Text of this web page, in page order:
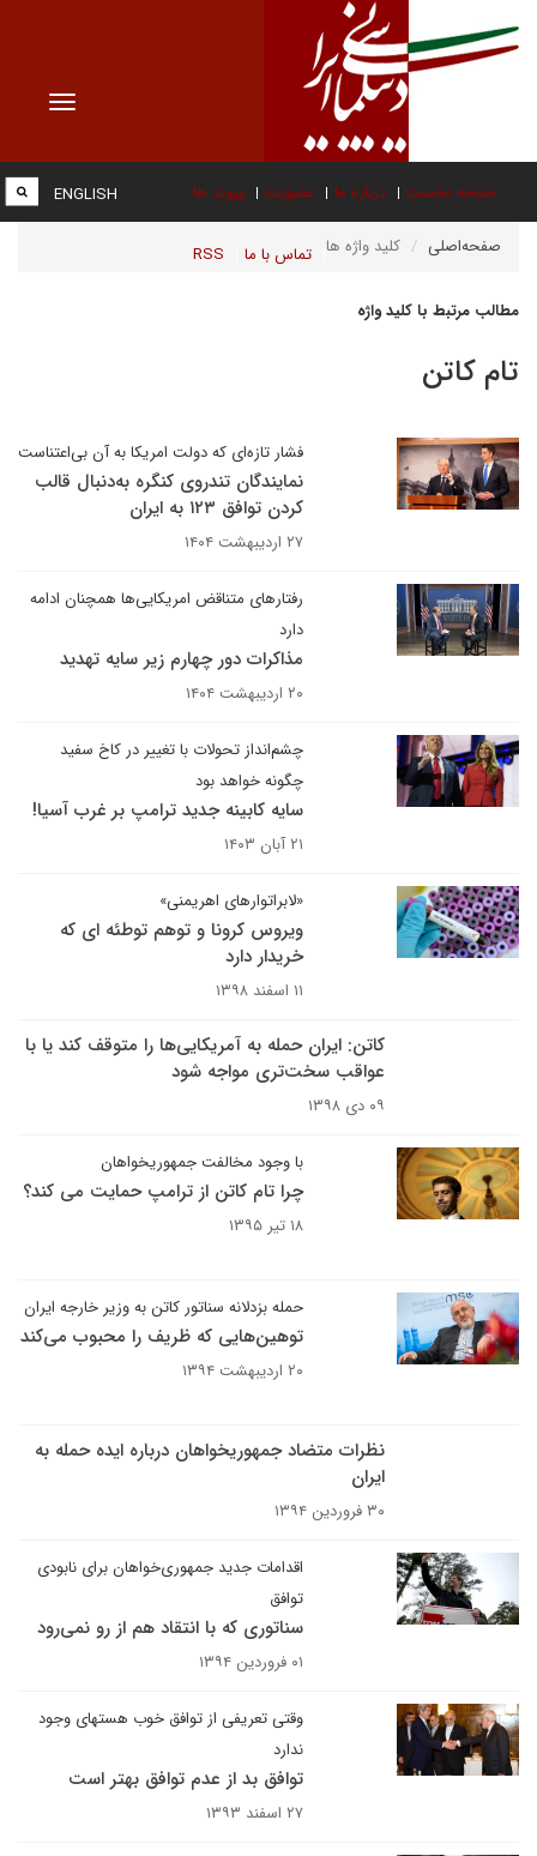
Toggle
صفحه نخست درباره ما عضویت پیوند ها
تماس با ما RSS
ENGLISH
صفحه‌اصلی کلید واژه ها
مطالب مرتبط با کلید واژه
تام کاتن
فشار تازه‌ای که دولت امریکا به آن بی‌اعتناست
نمایندگان تندروی کنگره به‌دنبال قالب
کردن توافق ۱۲۳ به ایران
۲۷ اردیبهشت ۱۴۰۴
رفتارهای متناقض امریکایی‌ها همچنان ادامه
دارد
مذاکرات دور چهارم زیر سایه تهدید
۲۰ اردیبهشت ۱۴۰۴
چشم‌انداز تحولات با تغییر در کاخ سفید
چگونه خواهد بود
سایه کابینه جدید ترامپ بر غرب آسیا!
۲۱ آبان ۱۴۰۳
«لابراتوارهای اهریمنی»
ویروس کرونا و توهم توطئه ای که
خریدار دارد
۱۱ اسفند ۱۳۹۸
کاتن: ایران حمله به آمریکایی‌ها را متوقف کند یا با
عواقب سخت‌تری مواجه شود
۰۹ دی ۱۳۹۸
با وجود مخالفت جمهوریخواهان
چرا تام کاتن از ترامپ حمایت می کند؟
۱۸ تیر ۱۳۹۵
حمله بزدلانه سناتور کاتن به وزیر خارجه ایران
توهین‌هایی که ظریف را محبوب می‌کند
۲۰ اردیبهشت ۱۳۹۴
نظرات متضاد جمهوریخواهان درباره ایده حمله به
ایران
۳۰ فروردین ۱۳۹۴
اقدامات جدید جمهوری‌خواهان برای نابودی
توافق
سناتوری که با انتقاد هم از رو نمی‌رود
۰۱ فروردین ۱۳۹۴
وقتی تعریفی از توافق خوب هسته‎ای وجود
ندارد
توافق بد از عدم توافق بهتر است
۲۷ اسفند ۱۳۹۳